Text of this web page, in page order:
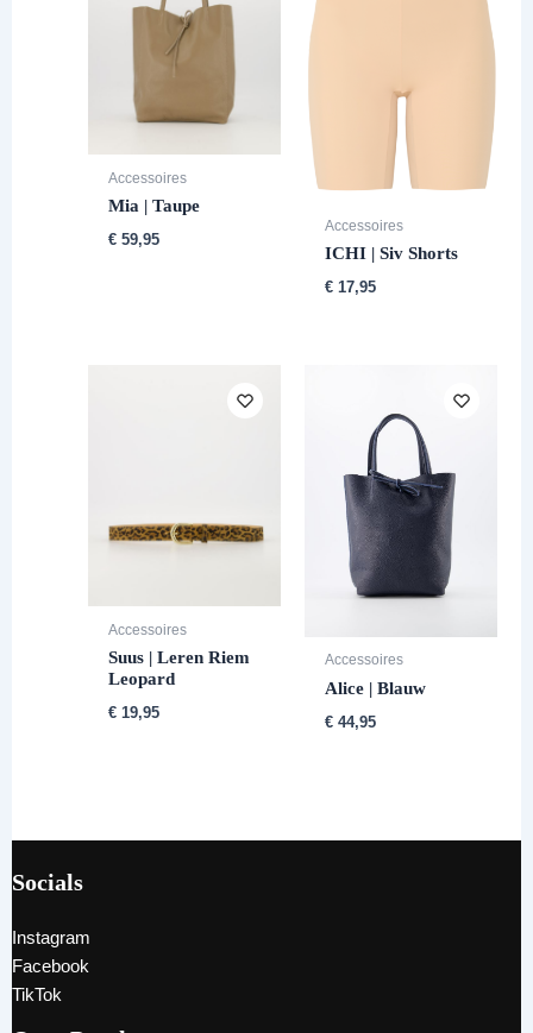
Accessoires
Mia | Taupe
€ 59,95
Accessoires
ICHI | Siv Shorts
€ 17,95
Accessoires
Suus | Leren Riem
Leopard
€ 19,95
Accessoires
Alice | Blauw
€ 44,95
Socials
Instagram
Facebook
TikTok